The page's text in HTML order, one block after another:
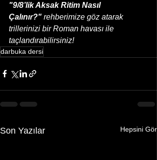
"9/8’lik Aksak Ritim Nasıl
Çalınır?" rehberimize göz atarak
trillerinizi bir Roman havası ile
taçlandırabilirsiniz!
darbuka dersi
Son Yazılar Hepsini Gör